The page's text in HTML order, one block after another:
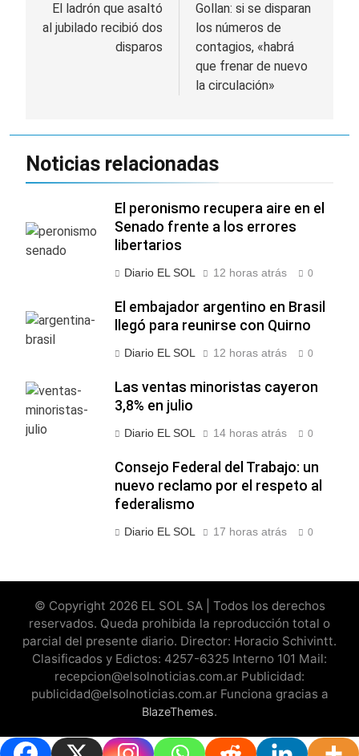
de
entradas
El ladrón que asaltó
al jubilado recibió dos
disparos
Gollan: si se disparan
los números de
contagios, «habrá
que frenar de nuevo
la circulación»
Noticias relacionadas
El peronismo recupera aire en el
Senado frente a los errores
libertarios
Diario EL SOL 12 horas atrás 0
El embajador argentino en Brasil
llegó para reunirse con Quirno
Diario EL SOL 12 horas atrás 0
Las ventas minoristas cayeron
3,8% en julio
Diario EL SOL 14 horas atrás 0
Consejo Federal del Trabajo: un
nuevo reclamo por el respeto al
federalismo
Diario EL SOL 17 horas atrás 0
© Copyright 2026 EL SOL SA | Todos los derechos
reservados. Queda prohibida la reproducción total o
parcial del presente diario. Director: Horacio Schivintt.
Clasificados y Edictos: 4257-6325 Interno 101 Mail:
recepcion@elsolnoticias.com.ar Publicidad:
publicidad@elsolnoticias.com.ar Funciona gracias a
BlazeThemes.